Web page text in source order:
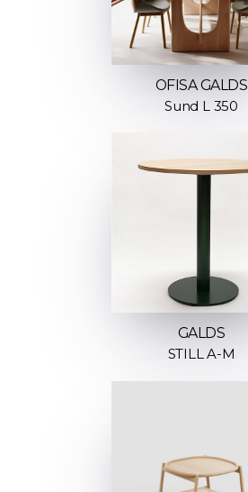
OFISA GALDS
Sund L 350
GALDS
STILL A-M